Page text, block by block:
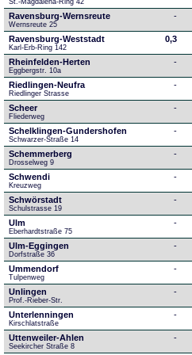
St.-Magdalena-Ring 42
Ravensburg-Wernsreute
Wernsreute 25
-
Ravensburg-Weststadt
Karl-Erb-Ring 142
0,3
Rheinfelden-Herten
Eggbergstr. 10a
-
Riedlingen-Neufra
Riedlinger Strasse
-
Scheer
Fliederweg
-
Schelklingen-Gundershofen
Schwarzer-Straße 14
-
Schemmerberg
Drosselweg 9
-
Schwendi
Kreuzweg
-
Schwörstadt
Schulstrasse 19
-
Ulm
Eberhardtstraße 75
-
Ulm-Eggingen
Dorfstraße 36
-
Ummendorf
Tulpenweg
-
Unlingen
Prof.-Rieber-Str.
-
Unterlenningen
Kirschlatstraße
-
Uttenweiler-Ahlen
Seekircher Straße 8
-